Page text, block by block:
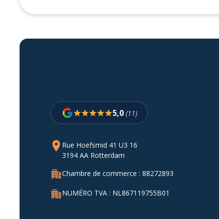
5,0 (11)
Rue Hoefsmid 41 U3 16
3194 AA Rotterdam
Chambre de commerce : 88272893
NUMÉRO TVA : NL867119755B01